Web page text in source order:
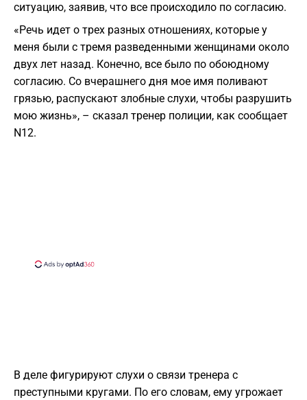
ситуацию, заявив, что все происходило по согласию.
«Речь идет о трех разных отношениях, которые у
меня были с тремя разведенными женщинами около
двух лет назад. Конечно, все было по обоюдному
согласию. Со вчерашнего дня мое имя поливают
грязью, распускают злобные слухи, чтобы разрушить
мою жизнь», – сказал тренер полиции, как сообщает
N12.
В деле фигурируют слухи о связи тренера с
преступными кругами. По его словам, ему угрожает